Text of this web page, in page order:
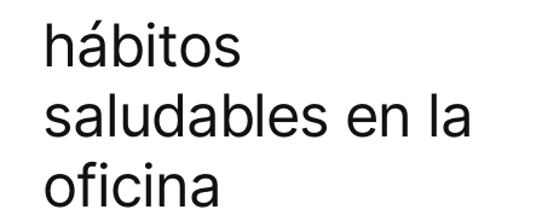
hábitos
saludables en la
oficina